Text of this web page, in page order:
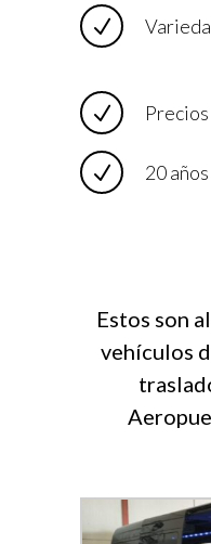
20
Estos son
vehículos